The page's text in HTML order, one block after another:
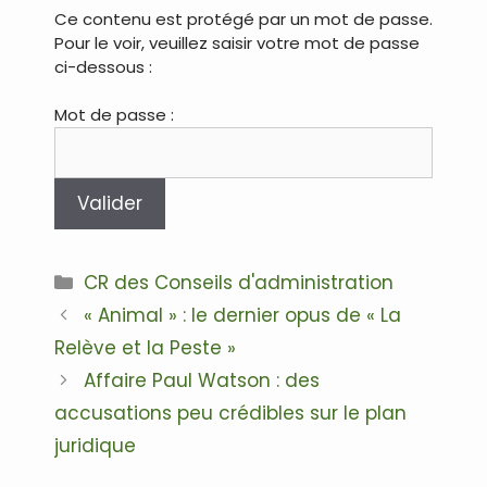
Ce contenu est protégé par un mot de passe.
Pour le voir, veuillez saisir votre mot de passe
ci-dessous :
Mot de passe :
Catégories
CR des Conseils d'administration
Navigation
des
« Animal » : le dernier opus de « La
Relève et la Peste »
Affaire Paul Watson : des
accusations peu crédibles sur le plan
juridique